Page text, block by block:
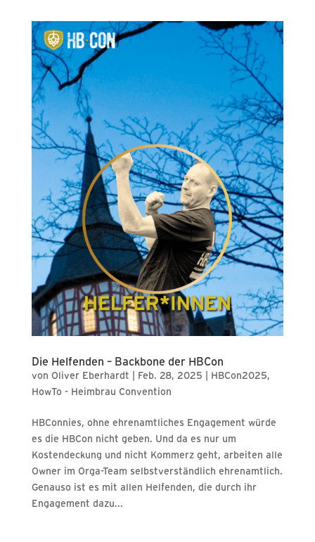
Die Helfenden – Backbone der HBCon
von Oliver Eberhardt Feb. 28, 2025 HBCon2025,
HowTo - Heimbrau Convention
HBConnies, ohne ehrenamtliches Engagement würde
es die HBCon nicht geben. Und da es nur um
Kostendeckung und nicht Kommerz geht, arbeiten alle
Owner im Orga-Team selbstverständlich ehrenamtlich.
Genauso ist es mit allen Helfenden, die durch ihr
Engagement dazu...